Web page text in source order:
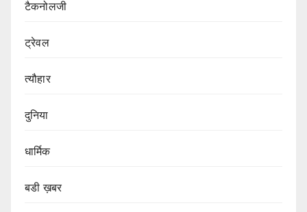
टैकनोलजी
ट्रेवल
त्यौहार
दुनिया
धार्मिक
बडी ख़बर